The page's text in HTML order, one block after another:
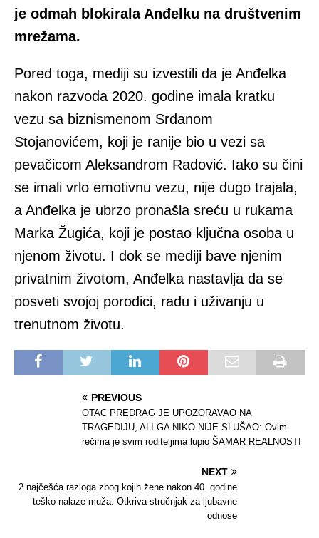
je odmah blokirala Anđelku na društvenim
mrežama.
Pored toga, mediji su izvestili da je Anđelka
nakon razvoda 2020. godine imala kratku
vezu sa biznismenom Srđanom
Stojanovićem, koji je ranije bio u vezi sa
pevačicom Aleksandrom Radović. Iako su čini
se imali vrlo emotivnu vezu, nije dugo trajala,
a Anđelka je ubrzo pronašla sreću u rukama
Marka Žugića, koji je postao ključna osoba u
njenom životu. I dok se mediji bave njenim
privatnim životom, Anđelka nastavlja da se
posveti svojoj porodici, radu i uživanju u
trenutnom životu.
PREVIOUS
OTAC PREDRAG JE UPOZORAVAO NA
TRAGEDIJU, ALI GA NIKO NIJE SLUŠAO: Ovim
rečima je svim roditeljima lupio ŠAMAR REALNOSTI
NEXT
2 najčešća razloga zbog kojih žene nakon 40. godine
teško nalaze muža: Otkriva stručnjak za ljubavne
odnose